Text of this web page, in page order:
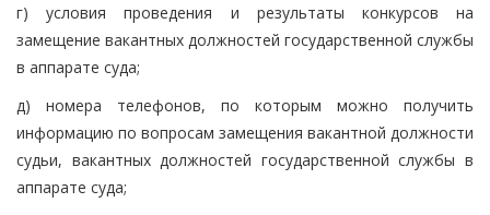
г) условия проведения и результаты конкурсов на
замещение вакантных должностей государственной службы
в аппарате суда;
д) номера телефонов, по которым можно получить
информацию по вопросам замещения вакантной должности
судьи, вакантных должностей государственной службы в
аппарате суда;